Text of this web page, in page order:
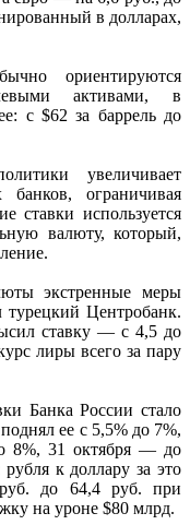
в долларах,
ориентируются
активами, в
с $62 за баррель до
увеличивает
банков, ограничивая
ставки используется
валюту, который,
экстренные меры
Центробанк.
ставку — с 4,5 до
лиры всего за пару
Банка России стало
ее с 5,5% до 7%,
8%, 31 октября — до
к доллару за это
до 64,4 руб. при
на уроне $80 млрд.